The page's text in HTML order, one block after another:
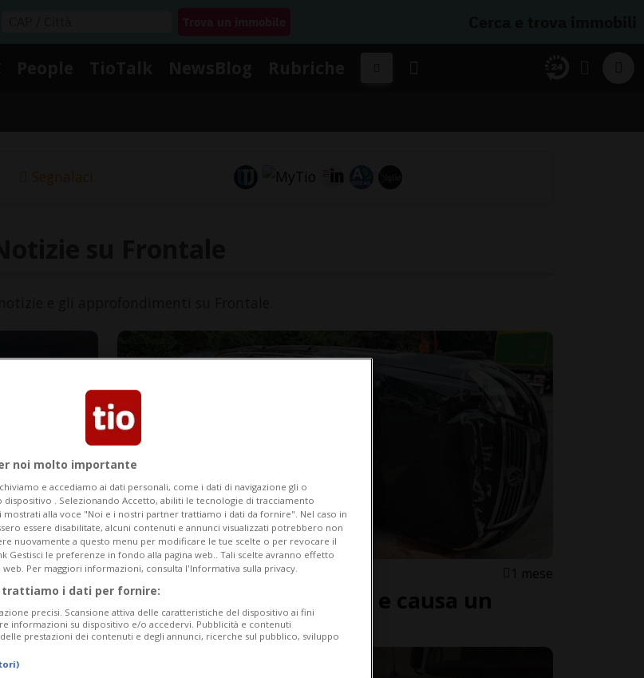
Segnalaci
4 gior ARGOVIA 1 mese
Brucia il semaforo rosso e causa un
frontale
noi molto importante
e accediamo ai dati personali, come i dati di navigazione gli o
. Selezionando Accetto, abiliti le tecnologie di tracciamento
alla voce "Noi e i nostri partner trattiamo i dati da fornire". Nel caso in
essere disabilitate, alcuni contenuti e annunci visualizzati potrebbero non
nuovamente a questo menu per modificare le tue scelte o per revocare il
Gestisci le preferenze in fondo alla pagina web.. Tali scelte avranno effetto
Per maggiori informazioni, consulta l'Informativa sulla privacy.
i dati per fornire:
precisi. Scansione attiva delle caratteristiche del dispositivo ai fini
informazioni su dispositivo e/o accedervi. Pubblicità e contenuti
prestazioni dei contenuti e degli annunci, ricerche sul pubblico, sviluppo